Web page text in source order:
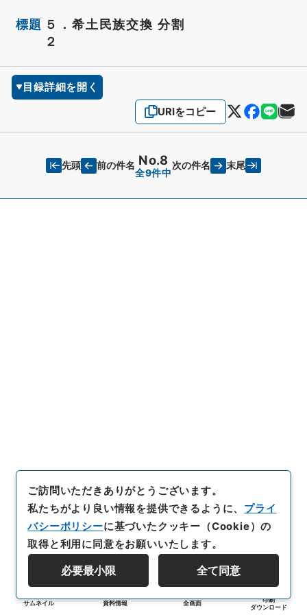
標題 ５．希土民族交換 分割
２
目録詳細を開く
URIをコピー
先頭 前の件名 No.8
全9件中
次の件名 末尾
サムネイル 資料情報 全画面
印刷
ダウンロード
ご訪問いただきありがとうございます。
私たちがより良い情報を提供できるように、 プライ
バシーポリシーに基づいたクッキー（Cookie）の
取得と利用に同意をお願いいたします。
必要最小限 全て同意